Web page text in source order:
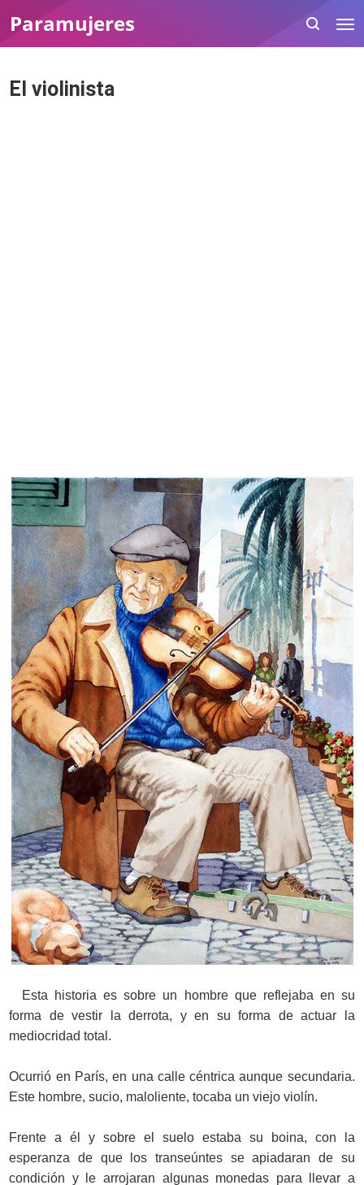
Paramujeres
El violinista
Esta historia es sobre un hombre que reflejaba en su
forma de vestir laderrota, y en su forma de actuar la
mediocridad total.
Ocurrió en París, en una calle céntrica aunque secundaria.
Este hombre, sucio, maloliente, tocaba un viejo violín.
Frente a él y sobre el suelo estaba su boina, con la
esperanza de que los transeúntes se apiadaran de su
condición y le arrojaran algunas monedas para llevar a